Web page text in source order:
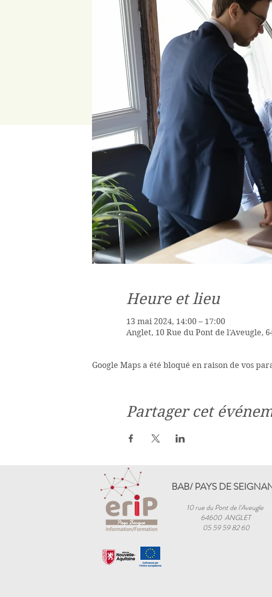
Heure et lieu
13 mai 2024, 14:00 – 17:00
Anglet, 10 Rue du Pont de l'Aveugle,
Google Maps a été bloqué en raison de vos
Partager cet
BAB/ PAYS DE
10 rue du Pont de l'Aveugle
64600 ANGLET
05 59 59 82 60